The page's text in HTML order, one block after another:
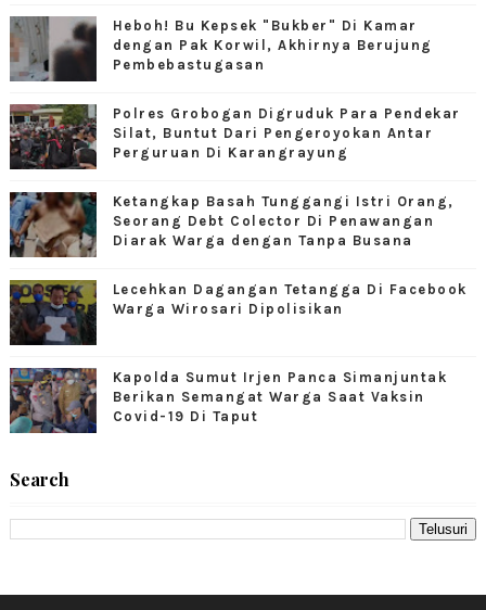
Heboh! Bu Kepsek "Bukber" Di Kamar
dengan Pak Korwil, Akhirnya Berujung
Pembebastugasan
Polres Grobogan Digruduk Para Pendekar
Silat, Buntut Dari Pengeroyokan Antar
Perguruan Di Karangrayung
Ketangkap Basah Tunggangi Istri Orang,
Seorang Debt Colector Di Penawangan
Diarak Warga dengan Tanpa Busana
Lecehkan Dagangan Tetangga Di Facebook
Warga Wirosari Dipolisikan
Kapolda Sumut Irjen Panca Simanjuntak
Berikan Semangat Warga Saat Vaksin
Covid-19 Di Taput
Search